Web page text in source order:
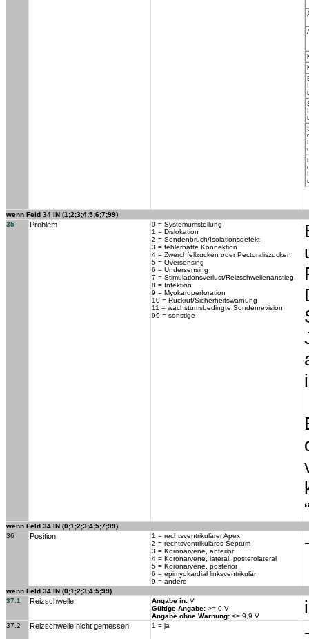
wenn Feld 34 IN (1;2;3;4;5;6;7;99)
35
Problem
0 = Systemumstellung
1 = Dislokation
2 = Sondenbruch/Isolationsdefekt
3 = fehlerhafte Konnektion
4 = Zwerchfellzucken oder Pectoraliszucken
5 = Oversensing
6 = Undersensing
7 = Stimulationsverlust/Reizschwellenanstieg
8 = Infektion
9 = Myokardperforation
10 = Rückruf/Sicherheitswarnung
11 = wachstumsbedingte Sondenrevision
99 = sonstige
wenn Feld 34 IN (0;1;2;3;4;5;7;99)
36
Position
1 = rechtsventrikulärer Apex
2 = rechtsventrikuläres Septum
3 = Koronarvene, anterior
4 = Koronarvene, lateral, posterolateral
5 = Koronarvene, posterior
6 = epimyokardial linksventrikulär
9 = andere
wenn Feld 34 IN (0;1;2;3;4;5;99)
37.1
Reizschwelle Angabe in: V
Gültige Angabe: >= 0 V
Angabe ohne Warnung: <= 9,9 V
37.2 Reizschwelle nicht gemessen 1 = ja